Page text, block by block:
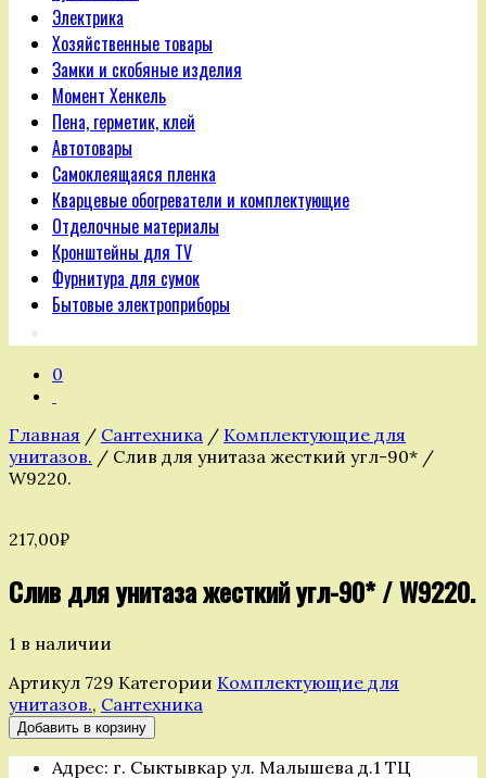
Электрика
Хозяйственные товары
Замки и скобяные изделия
Момент Хенкель
Пена, герметик, клей
Автотовары
Самоклеящаяся пленка
Кварцевые обогреватели и комплектующие
Отделочные материалы
Кронштейны для TV
Фурнитура для сумок
Бытовые электроприборы
0
Главная / Сантехника / Комплектующие для
унитазов. / Слив для унитаза жесткий угл-90* /
W9220.
217,00₽
Слив для унитаза жесткий угл-90* / W9220.
1 в наличии
Артикул 729 Категории Комплектующие для
унитазов., Сантехника
Количество
товара
Слив
Добавить в корзину
Адрес: г. Сыктывкар ул. Малышева д.1 ТЦ